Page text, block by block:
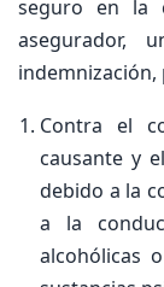
seguro en la
asegurador,
Contra el
causante y
debido a la
a la
alcohólicas